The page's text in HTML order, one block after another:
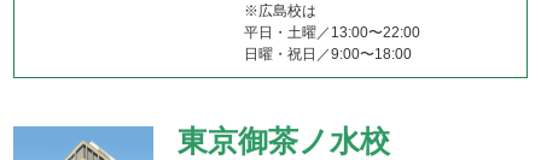
※広島校は
平日・土曜／13:00〜22:00
日曜・祝日／9:00〜18:00
東京御茶ノ水校